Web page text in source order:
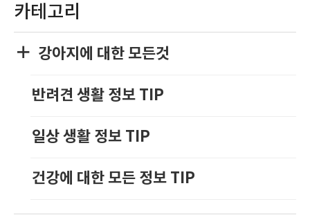
카테고리
강아지에 대한 모든것
반려견 생활 정보 TIP
일상 생활 정보 TIP
건강에 대한 모든 정보 TIP